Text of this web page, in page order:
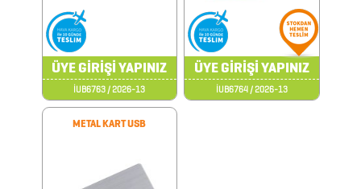
BARDAK
ALTLIKLARI
YETİŞTİRME
ÜYE GİRİŞİ YAPINIZ
İUB6763 / 2026-13
ÜYE GİRİŞİ YAPINIZ
İUB6764 / 2026-13
METAL KART USB